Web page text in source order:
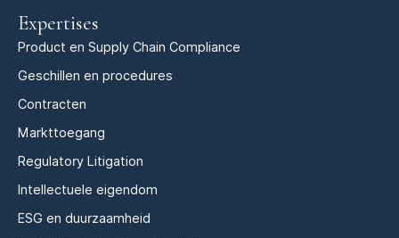
Expertises
Product en Supply Chain Compliance
Geschillen en procedures
Contracten
Markttoegang
Regulatory Litigation
Intellectuele eigendom
ESG en duurzaamheid